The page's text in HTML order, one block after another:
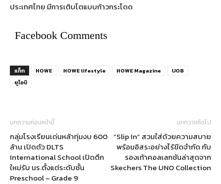
ประเทศไทย มีการเติบโตแบบก้าวกระโดด
Facebook Comments
แท็ก HOWE HOWE lifestyle HOWE Magazine
UOB
ยูโอบี
บทความก่อนหน้านี้
กลุ่มโรงเรียนเด่นหล้าทุ่มงบ 600
ล้าน เปิดตัว DLTS
International School เปิดตึก
ใหม่รับ นร.ตั้งแต่ระดับชั้น
Preschool – Grade 9
บทความถัดไป
“Slip In” สวมใส่ด้วยความสบาย
พร้อมอิสระอย่างไร้ขีดจำกัด กับ
รองเท้าคอลเลกชันล่าสุดจาก
Skechers The UNO Collection